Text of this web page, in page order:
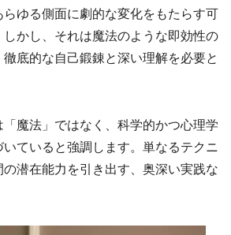
らゆる側面に劇的な変化をもたらす可
かし、それは魔法のような即効性の
底的な自己鍛錬と深い理解を必要と
魔法」ではなく、科学的かつ心理学
ていると強調します。単なるテクニ
潜在能力を引き出す、奥深い実践な